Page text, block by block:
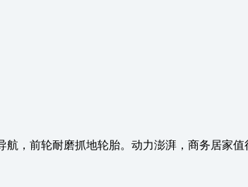
航，前轮耐磨抓地轮胎。动力澎湃，商务居家